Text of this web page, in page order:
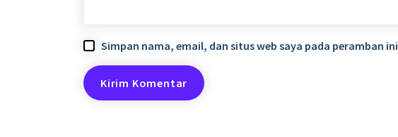
Simpan nama, email, dan situs web saya pada peramban